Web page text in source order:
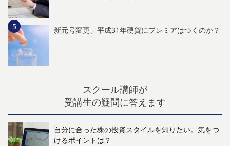
新元号変更、平成31年硬貨にプレミアはつくのか？
スクール講師が
受講生の疑問に答えます
自分に合った株の投資スタイルを知りたい。気をつ
けるポイントは？